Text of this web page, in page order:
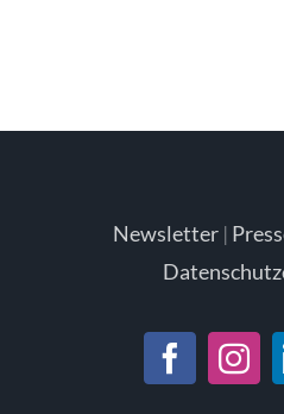
Newsletter|